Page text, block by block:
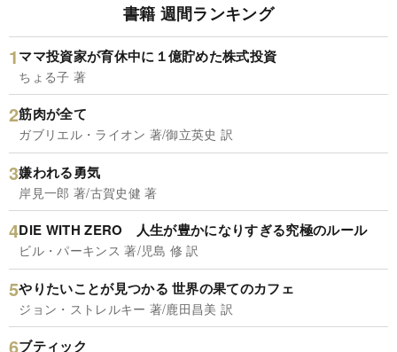
書籍 週間ランキング
ママ投資家が育休中に１億貯めた株式投資
ちょる子 著
筋肉が全て
ガブリエル・ライオン 著/御立英史 訳
嫌われる勇気
岸見一郎 著/古賀史健 著
DIE WITH ZERO 人生が豊かになりすぎる究極のルール
ビル・パーキンス 著/児島 修 訳
やりたいことが見つかる 世界の果てのカフェ
ジョン・ストレルキー 著/鹿田昌美 訳
ブティック